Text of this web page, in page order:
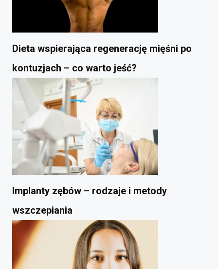
Dieta wspierająca regenerację mięśni po
kontuzjach – co warto jeść?
Implanty zębów – rodzaje i metody
wszczepiania